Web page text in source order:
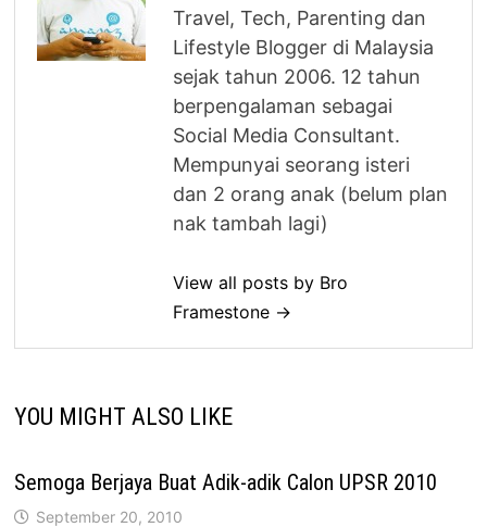
Travel, Tech, Parenting dan
Lifestyle Blogger di Malaysia
sejak tahun 2006. 12 tahun
berpengalaman sebagai
Social Media Consultant.
Mempunyai seorang isteri
dan 2 orang anak (belum plan
nak tambah lagi)
View all posts by Bro
Framestone →
YOU MIGHT ALSO LIKE
Semoga Berjaya Buat Adik-adik Calon UPSR 2010
September 20, 2010